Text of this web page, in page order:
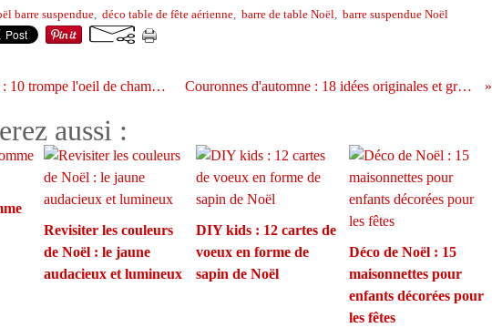
barre suspendue, déco table de fête aérienne, barre de table Noël, barre suspendue Noël
Recettes sucrées : 10 trompe l'oeil de champignons (le dernier est bluffant !) Couronnes d'automne : 18 idées originales et graphiques avec des éléments naturels
aussi :
Revisiter les couleurs
de Noël : le jaune
audacieux et lumineux
DIY kids : 12 cartes de
voeux en forme de
sapin de Noël
Déco de Noël : 15
maisonnettes pour
enfants décorées pour
les fêtes